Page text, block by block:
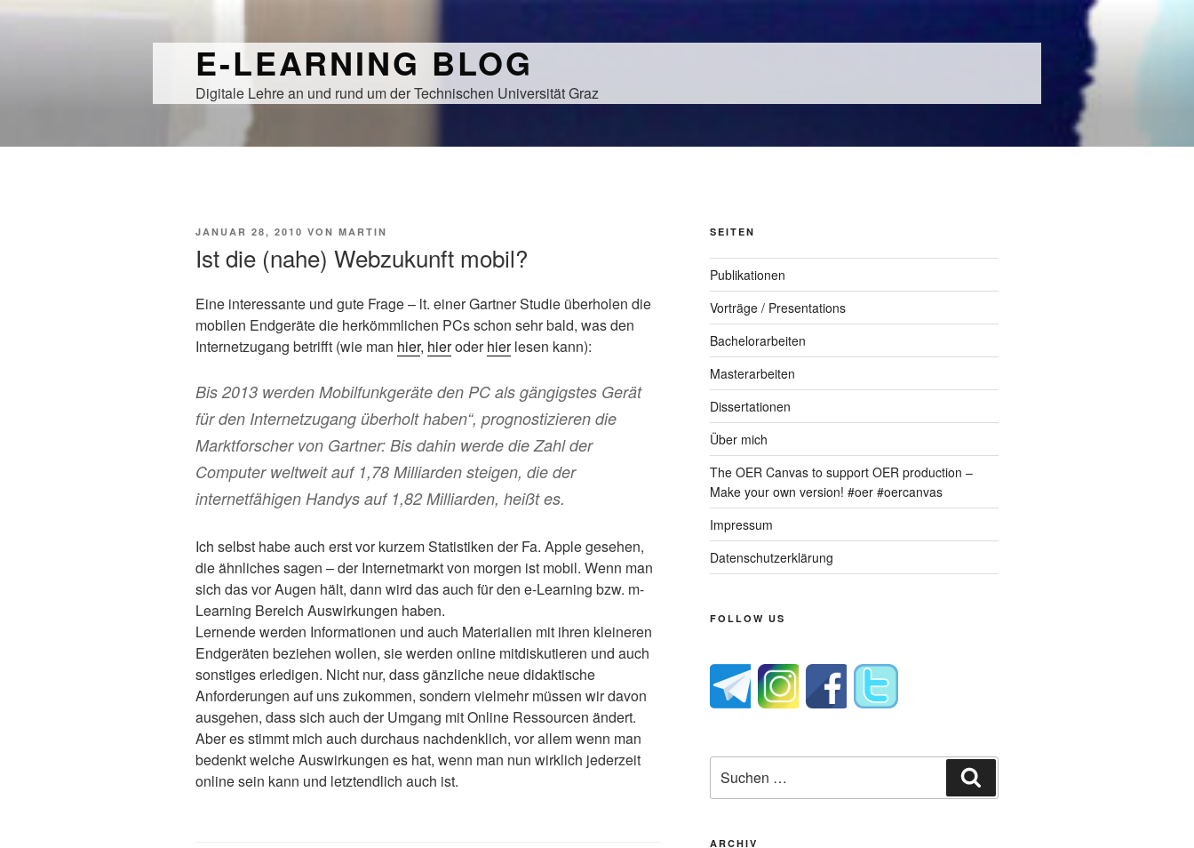
E-LEARNING BLOG
Digitale Lehre an und rund um der Technischen Universität Graz
VERÖFFENTLICHT
JANUAR 28, 2010 VON MARTIN
Ist die (nahe) Webzukunft mobil?
Eine interessante und gute Frage – lt. einer Gartner Studie überholen die
mobilen Endgeräte die herkömmlichen PCs schon sehr bald, was den
Internetzugang betrifft (wie man hier, hieroderhierlesen kann):
Bis 2013 werden Mobilfunkgeräte den PC als gängigstes Gerät
für den Internetzugang überholt haben“, prognostizieren die
Marktforscher von Gartner: Bis dahin werde die Zahl der
Computer weltweit auf 1,78 Milliarden steigen, die der
internetfähigen Handys auf 1,82 Milliarden, heißt es.
Ich selbst habe auch erst vor kurzem Statistiken der Fa. Apple gesehen,
die ähnliches sagen – der Internetmarkt von morgen ist mobil. Wenn man
sich das vor Augen hält, dann wird das auch für den e-Learning bzw. m-
Learning Bereich Auswirkungen haben.
Lernende werden Informationen und auch Materialien mit ihren kleineren
Endgeräten beziehen wollen, sie werden online mitdiskutieren und auch
sonstiges erledigen. Nicht nur, dass gänzliche neue didaktische
Anforderungen auf uns zukommen, sondern vielmehr müssen wir davon
ausgehen, dass sich auch der Umgang mit Online Ressourcen ändert.
Aber es stimmt mich auch durchaus nachdenklich, vor allem wenn man
bedenkt welche Auswirkungen es hat, wenn man nun wirklich jederzeit
online sein kann und letztendlich auch ist.
SEITEN
Publikationen
Vorträge / Presentations
Bachelorarbeiten
Masterarbeiten
Dissertationen
Über mich
The OER Canvas to support OER production –
Make your own version! #oer #oercanvas
Impressum
Datenschutzerklärung
FOLLOW US
nach:
ARCHIV